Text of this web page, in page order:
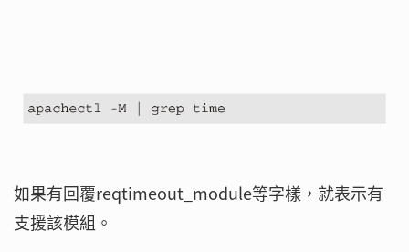
如果有回覆reqtimeout_module等字樣，就表示有
支援該模組。